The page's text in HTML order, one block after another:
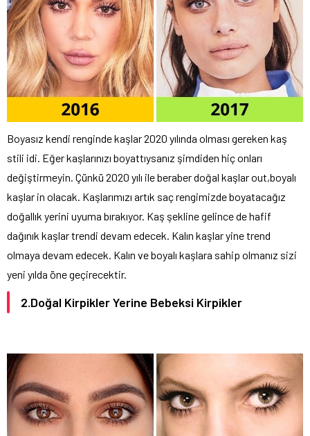
Boyasız kendi renginde kaşlar 2020 yılında olması gereken kaş
stili idi. Eğer kaşlarınızı boyattıysanız şimdiden hiç onları
değiştirmeyin. Çünkü 2020 yılı ile beraber doğal kaşlar out,boyalı
kaşlar in olacak. Kaşlarımızı artık saç rengimizde boyatacağız
doğallık yerini uyuma bırakıyor. Kaş şekline gelince de hafif
dağınık kaşlar trendi devam edecek. Kalın kaşlar yine trend
olmaya devam edecek. Kalın ve boyalı kaşlara sahip olmanız sizi
yeni yılda öne geçirecektir.
2.Doğal Kirpikler Yerine Bebeksi Kirpikler